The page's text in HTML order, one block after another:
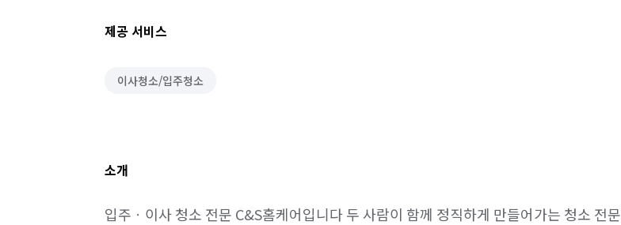
제공 서비스
이사청소/입주청소
소개
입주ㆍ이사 청소 전문 C&S홈케어입니다 두 사람이 함께 정직하게 만들어가는 청소 전문